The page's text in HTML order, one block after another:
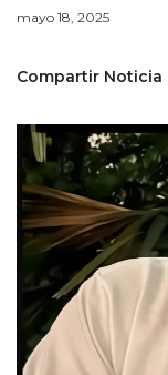
mayo 18, 2025
Compartir Noticia